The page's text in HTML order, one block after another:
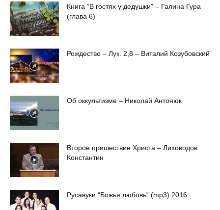
Книга “В гостях у дедушки” – Галина Гура
(глава 6)
Рождество – Лук. 2,8 – Виталий Козубовский
Об оккультизме – Николай Антонюк
Второе пришествие Христа – Лиховодов
Константин
Русавуки “Божья любовь” (mp3) 2016